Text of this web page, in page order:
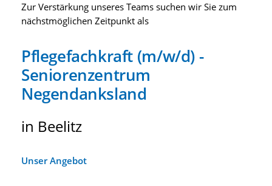
Zur Verstärkung unseres Teams suchen wir Sie zum
nächstmöglichen Zeitpunkt als
Pflegefachkraft (m/w/d) -
Seniorenzentrum
Negendanksland
in Beelitz
Unser Angebot